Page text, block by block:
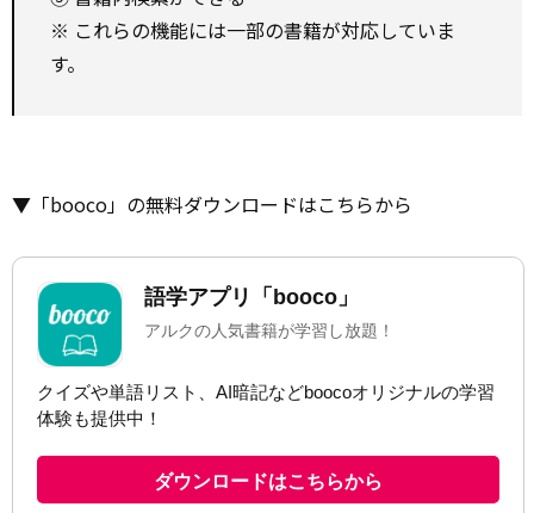
※ これらの機能には一部の書籍が対応していま
す。
▼「booco」の無料ダウンロードはこちらから